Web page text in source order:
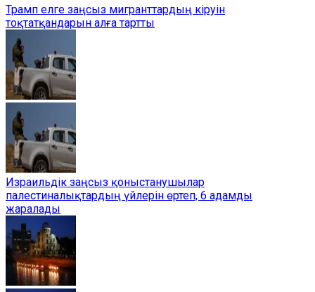
Трамп елге заңсыз мигранттардың кіруін
тоқтатқандарын алға тартты
Израильдік заңсыз қоныстанушылар
палестиналықтардың үйлерін өртеп, 6 адамды
жаралады